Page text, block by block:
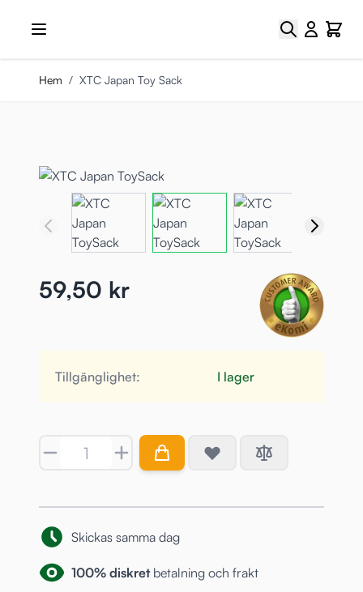
Sök
Cart
Hem / XTC Japan Toy Sack
59,50 kr
Tillgänglighet: I lager
Skickas samma dag
100% diskretbetalning och frakt